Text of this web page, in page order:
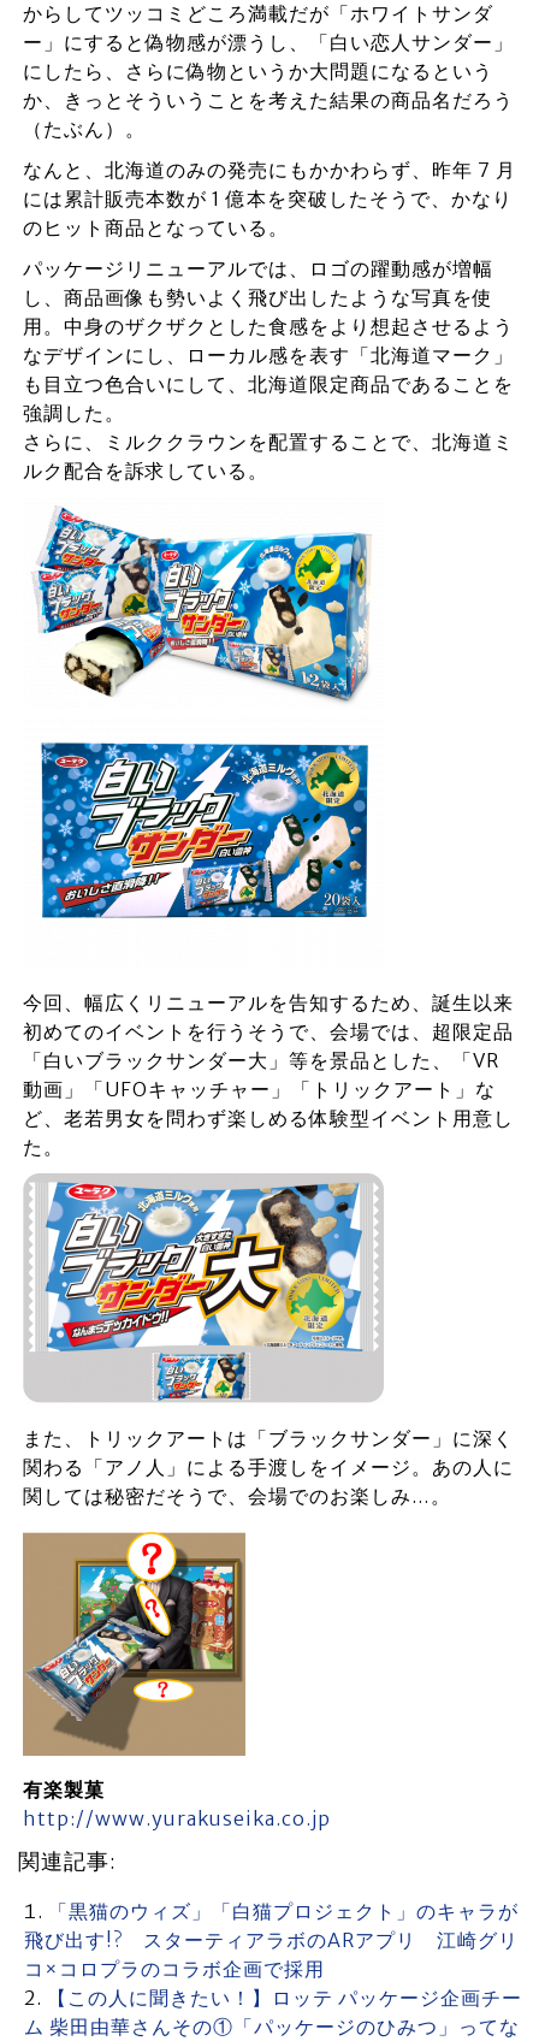
からしてツッコミどころ満載だが「ホワイトサンダ
ー」にすると偽物感が漂うし、「白い恋人サンダー」
にしたら、さらに偽物というか大問題になるという
か、きっとそういうことを考えた結果の商品名だろう
（たぶん）。
なんと、北海道のみの発売にもかかわらず、昨年 7 ⽉
には累計販売本数が 1 億本を突破したそうで、かなり
のヒット商品となっている。
パッケージリニューアルでは、ロゴの躍動感が増幅
し、商品画像も勢いよく飛び出したような写真を使
用。中身のザクザクとした食感をより想起させるよう
なデザインにし、ローカル感を表す「北海道マーク」
も目立つ色合いにして、北海道限定商品であることを
強調した。
さらに、ミルククラウンを配置することで、北海道ミ
ルク配合を訴求している。
今回、幅広くリニューアルを告知するため、誕生以来
初めてのイベントを行うそうで、会場では、超限定品
「白いブラックサンダー大」等を景品とした、「VR
動画」「UFOキャッチャー」「トリックアート」な
ど、老若男女を問わず楽しめる体験型イベント用意し
た。
また、トリックアートは「ブラックサンダー」に深く
関わる「アノ人」による手渡しをイメージ。あの人に
関しては秘密だそうで、会場でのお楽しみ…。
有楽製菓
http://www.yurakuseika.co.jp
関連記事:
「黒猫のウィズ」「白猫プロジェクト」のキャラが
飛び出す!? スターティアラボのARアプリ 江崎グリ
コ×コロプラのコラボ企画で採用
【この人に聞きたい！】ロッテ パッケージ企画チー
ム 柴田由華さんその①「パッケージのひみつ」ってな